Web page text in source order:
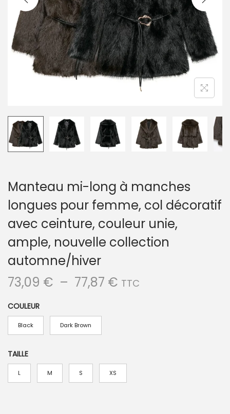
a
t
i
o
n
u
Manteau mi-long à manches
longues pour femme, col décoratif
avec ceinture, couleur unie,
ample, nouvelle collection
automne/hiver
73,09 € – 77,87 € P
e
p
TTC
COULEUR
Black Dark Brown
TAILLE
L M S XS